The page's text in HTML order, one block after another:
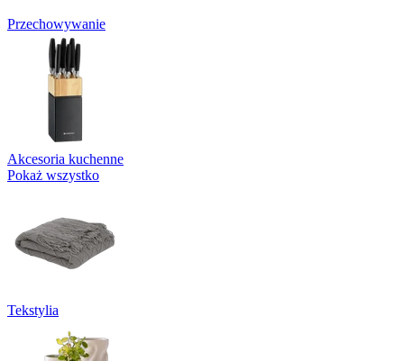
Przechowywanie
Akcesoria kuchenne
Pokaż wszystko
Tekstylia